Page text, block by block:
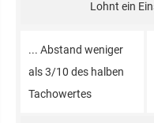
... Abstand weniger
als 3/10 des halben
Tacho­wertes